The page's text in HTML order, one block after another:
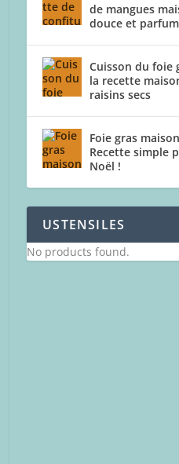
de mangues
douce et
Cuisson du foie
la recette
raisins secs
Foie gras
Recette simple
Noël !
USTENSILES
No products found.